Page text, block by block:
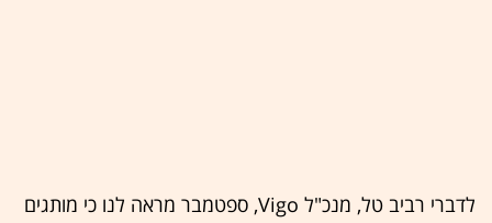
לדברי רביב טל, מנכ"ל Vigo, ספטמבר מראה לנו כי מותגים